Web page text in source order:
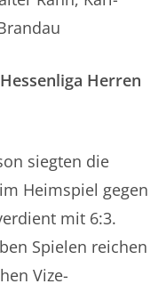
Herren
siegten die
Heimspiel gegen
mit 6:3.
Spielen reichen
Vize-